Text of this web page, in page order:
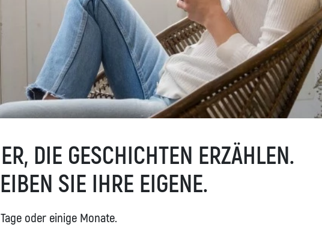
DIE GESCHICHTEN ERZÄHLEN.
SIE IHRE EIGENE.
oder einige Monate.